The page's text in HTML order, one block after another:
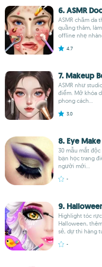
6. ASMR
ASMR chăm da
quầng thâm,
offline nhẹ
4.7
7. Makeup
ASMR như
điểm. Mở khóa
phong cách...
3.0
8. Eye
30 mẫu mắt
bạn học trang
người mới...
-
9.
Highlight tóc
Halloween,
sẻ, dự thi hàng
-